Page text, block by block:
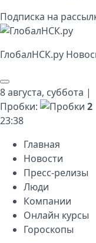
Подписка на
ГлобалНСК.py
8 августа, суббота |
Пробки:
2
23:38
Главная
Новости
Пресс-релизы
Люди
Компании
Онлайн курсы
Гороскопы